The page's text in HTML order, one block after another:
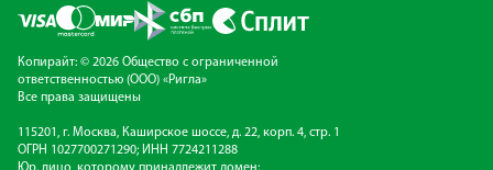
Копирайт: © 2026 Общество с ограниченной
ответственностью (ООО) «Ригла»
Все права защищены
115201, г. Москва, Каширское шоссе, д. 22, корп. 4, стр. 1
ОГРН 1027700271290; ИНН 7724211288